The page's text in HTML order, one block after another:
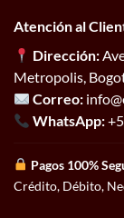
Atención al
Dirección:
Metropolis,
Correo:
WhatsApp:
Pagos 100%
Crédito, Débito,